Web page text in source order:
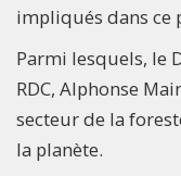
impliqués dans ce
Parmi lesquels, le
RDC, Alphonse
secteur de la
la planète.